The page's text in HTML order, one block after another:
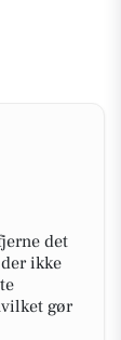
det
ikke
gør